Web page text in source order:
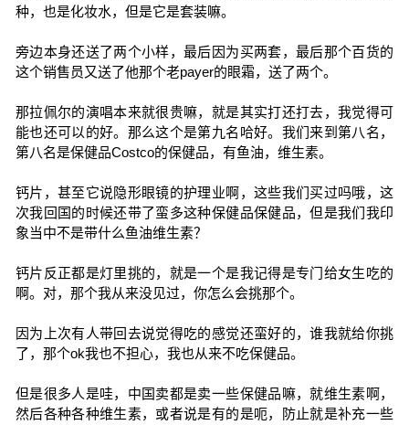
种，也是化妆水，但是它是套装嘛。
旁边本身还送了两个小样，最后因为买两套，最后那个百货的
这个销售员又送了他那个老payer的眼霜，送了两个。
那拉佩尔的演唱本来就很贵嘛，就是其实打还打去，我觉得可
能也还可以的好。那么这个是第九名哈好。我们来到第八名，
第八名是保健品Costco的保健品，有鱼油，维生素。
钙片，甚至它说隐形眼镜的护理业啊，这些我们买过吗哦，这
次我回国的时候还带了蛮多这种保健品保健品，但是我们我印
象当中不是带什么鱼油维生素？
钙片反正都是灯里挑的，就是一个是我记得是专门给女生吃的
啊。对，那个我从来没见过，你怎么会挑那个。
因为上次有人带回去说觉得吃的感觉还蛮好的，谁我就给你挑
了，那个ok我也不担心，我也从来不吃保健品。
但是很多人是哇，中国卖都是卖一些保健品嘛，就维生素啊，
然后各种各种维生素，或者说是有的是呃，防止就是补充一些